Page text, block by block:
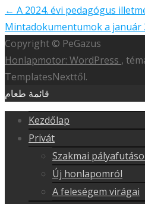
← A 2024. évi pedagógus
Mintadokumentumok a január
Copyright © PeGazus
Honlapmotor: WordPress ,
TemplatesNexttől.
قائمة طعام
Kezdőlap
Privát
Szakmai
Új honlapomról
A feleségem virágai